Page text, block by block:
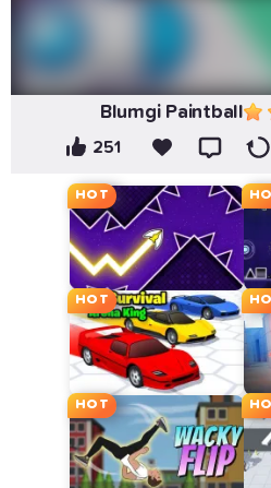
Blumgi Paintball
251
HOT
HOT
HOT